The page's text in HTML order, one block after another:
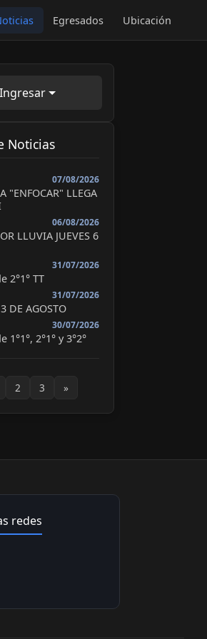
Egresados Ubicación
Ingresar
Noticias
07/08/2026
"ENFOCAR" LLEGA
06/08/2026
LLUVIA JUEVES 6
31/07/2026
2°1° TT
31/07/2026
DE AGOSTO
30/07/2026
1°1°, 2°1° y 3°2°
2 3 »
redes